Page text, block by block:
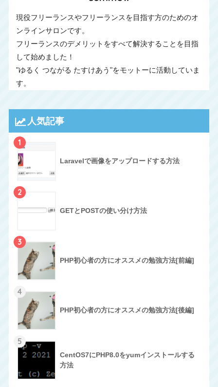
現役フリーランスやフリーランスを目指す方のためのオ
ンラインサロンです。
フリーランスのデメリットをすべて解決することを目指
して始めました！
"ゆるく つながる たすけあう"をモットーに活動していま
す。
人気記事
1
Laravelで画像をアップロードする方法
2
GETとPOSTの使い分け方法
3
PHP初心者の方にオススメの勉強方法[前編]
4
PHP初心者の方にオススメの勉強方法[後編]
5
CentOS7にPHP8.0をyumインストールする
方法